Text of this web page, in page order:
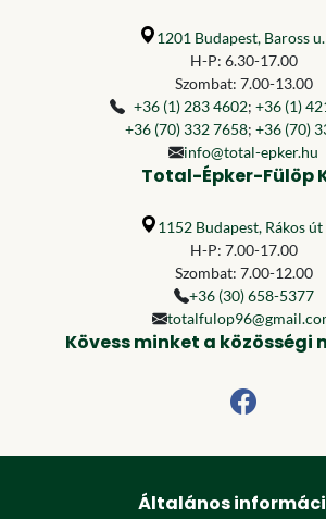
1201 Budapest, Baross
H-P: 6.30-17.00
Szombat: 7.00-13.00
+36 (1) 283 4602; +36 (1)
+36 (70) 332 7658; +36 (70)
info@total-epker.hu
Total-Épker-Fülöp
1152 Budapest, Rákos út
H-P: 7.00-17.00
Szombat: 7.00-12.00
+36 (30) 658-5377
Kövess minket a közösségi
Általános